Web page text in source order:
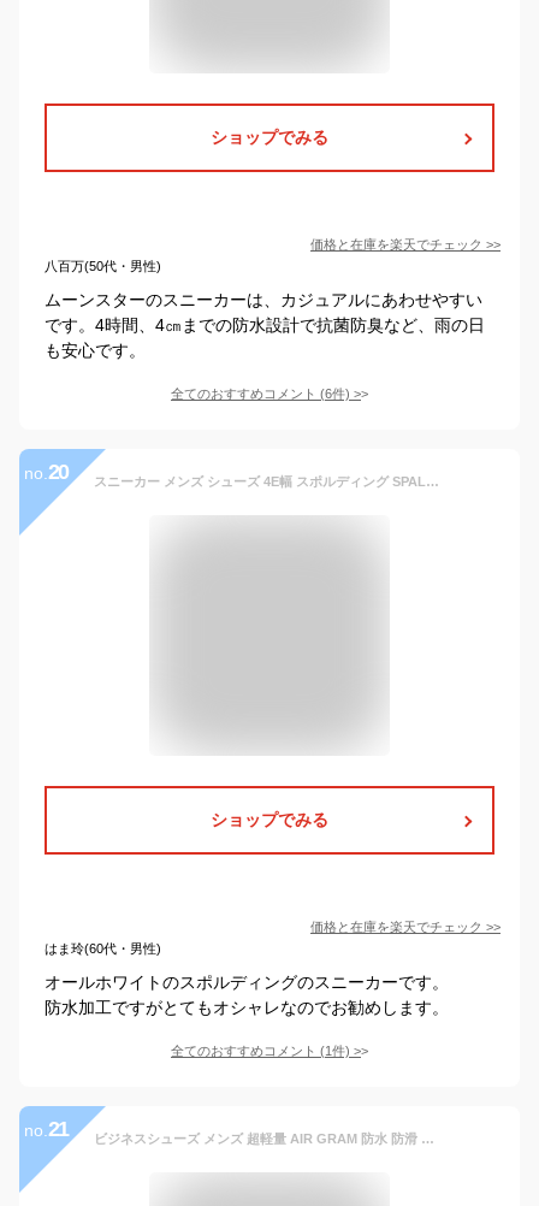
ショップでみる
価格と在庫を楽天でチェック >>
八百万(50代・男性)
ムーンスターのスニーカーは、カジュアルにあわせやすい
です。4時間、4㎝までの防水設計で抗菌防臭など、雨の日
も安心です。
全てのおすすめコメント (6件) >
no. 20 スニーカー メンズ シューズ 4E幅 スポルディング SPALDING CS-353 コートタイプ 防水 ホワイト 白靴 通学 学校 中高校生 トレーニング 普段履き 屋内 体育館 ノンマーキングソール 冠婚葬祭 運動靴 くつ/CIS3530
ショップでみる
価格と在庫を楽天でチェック >>
はま玲(60代・男性)
オールホワイトのスポルディングのスニーカーです。
防水加工ですがとてもオシャレなのでお勧めします。
全てのおすすめコメント (1件) >
no. 21 ビジネスシューズ メンズ 超軽量 AIR GRAM 防水 防滑 幅広 EEE フォーマルシューズ 靴 メンズ ブラウン 茶 1722 Y_KO SHA 190210